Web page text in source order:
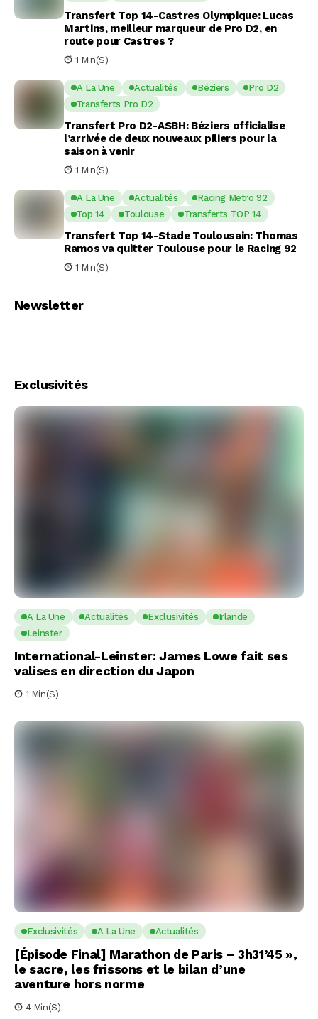
Transfert Top 14-Castres Olympique: Lucas
Martins, meilleur marqueur de Pro D2, en
route pour Castres ?
1 Min(s)
A La Une Actualités Béziers
Pro D2
Transferts Pro D2
Transfert Pro D2-ASBH: Béziers officialise
l’arrivée de deux nouveaux piliers pour la
saison à venir
1 Min(s)
A La Une Actualités
Racing Metro 92
Top 14
Toulouse Transferts TOP 14
Transfert Top 14-Stade Toulousain: Thomas
Ramos va quitter Toulouse pour le Racing 92
1 Min(s)
Newsletter
Exclusivités
A La Une Actualités Exclusivités
Irlande
Leinster
International-Leinster: James Lowe fait ses
valises en direction du Japon
1 Min(s)
Exclusivités A La Une Actualités
[Épisode Final] Marathon de Paris – 3h31’45 »,
le sacre, les frissons et le bilan d’une
aventure hors norme
4 Min(s)